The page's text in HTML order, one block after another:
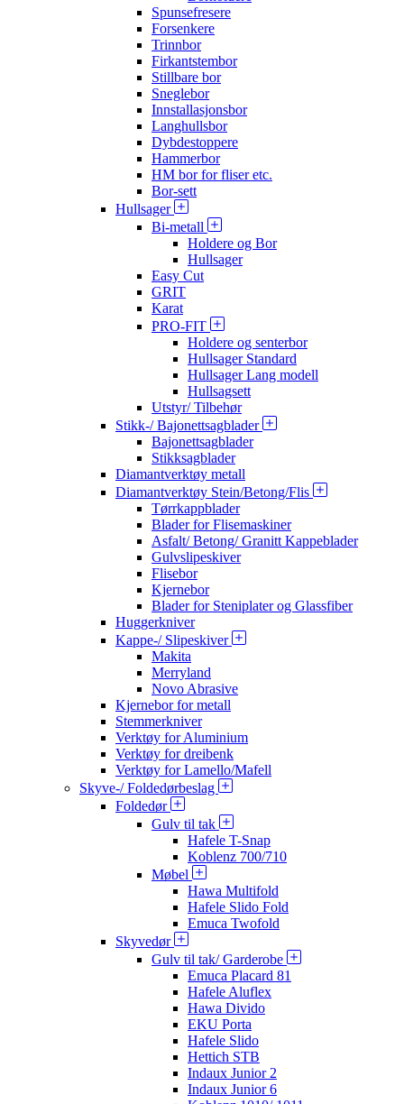
Spunsefresere
Forsenkere
Trinnbor
Firkantstembor
Stillbare bor
Sneglebor
Innstallasjonsbor
Langhullsbor
Dybdestoppere
Hammerbor
HM bor for fliser etc.
Bor-sett
Hullsager
Bi-metall
Holdere og Bor
Hullsager
Easy Cut
GRIT
Karat
PRO-FIT
Holdere og senterbor
Hullsager Standard
Hullsager Lang modell
Hullsagsett
Utstyr/ Tilbehør
Stikk-/ Bajonettsagblader
Bajonettsagblader
Stikksagblader
Diamantverktøy metall
Diamantverktøy Stein/Betong/Flis
Tørrkappblader
Blader for Flisemaskiner
Asfalt/ Betong/ Granitt Kappeblader
Gulvslipeskiver
Flisebor
Kjernebor
Blader for Steniplater og Glassfiber
Huggerkniver
Kappe-/ Slipeskiver
Makita
Merryland
Novo Abrasive
Kjernebor for metall
Stemmerkniver
Verktøy for Aluminium
Verktøy for dreibenk
Verktøy for Lamello/Mafell
Skyve-/ Foldedørbeslag
Foldedør
Gulv til tak
Hafele T-Snap
Koblenz 700/710
Møbel
Hawa Multifold
Hafele Slido Fold
Emuca Twofold
Skyvedør
Gulv til tak/ Garderobe
Emuca Placard 81
Hafele Aluflex
Hawa Divido
EKU Porta
Hafele Slido
Hettich STB
Indaux Junior 2
Indaux Junior 6